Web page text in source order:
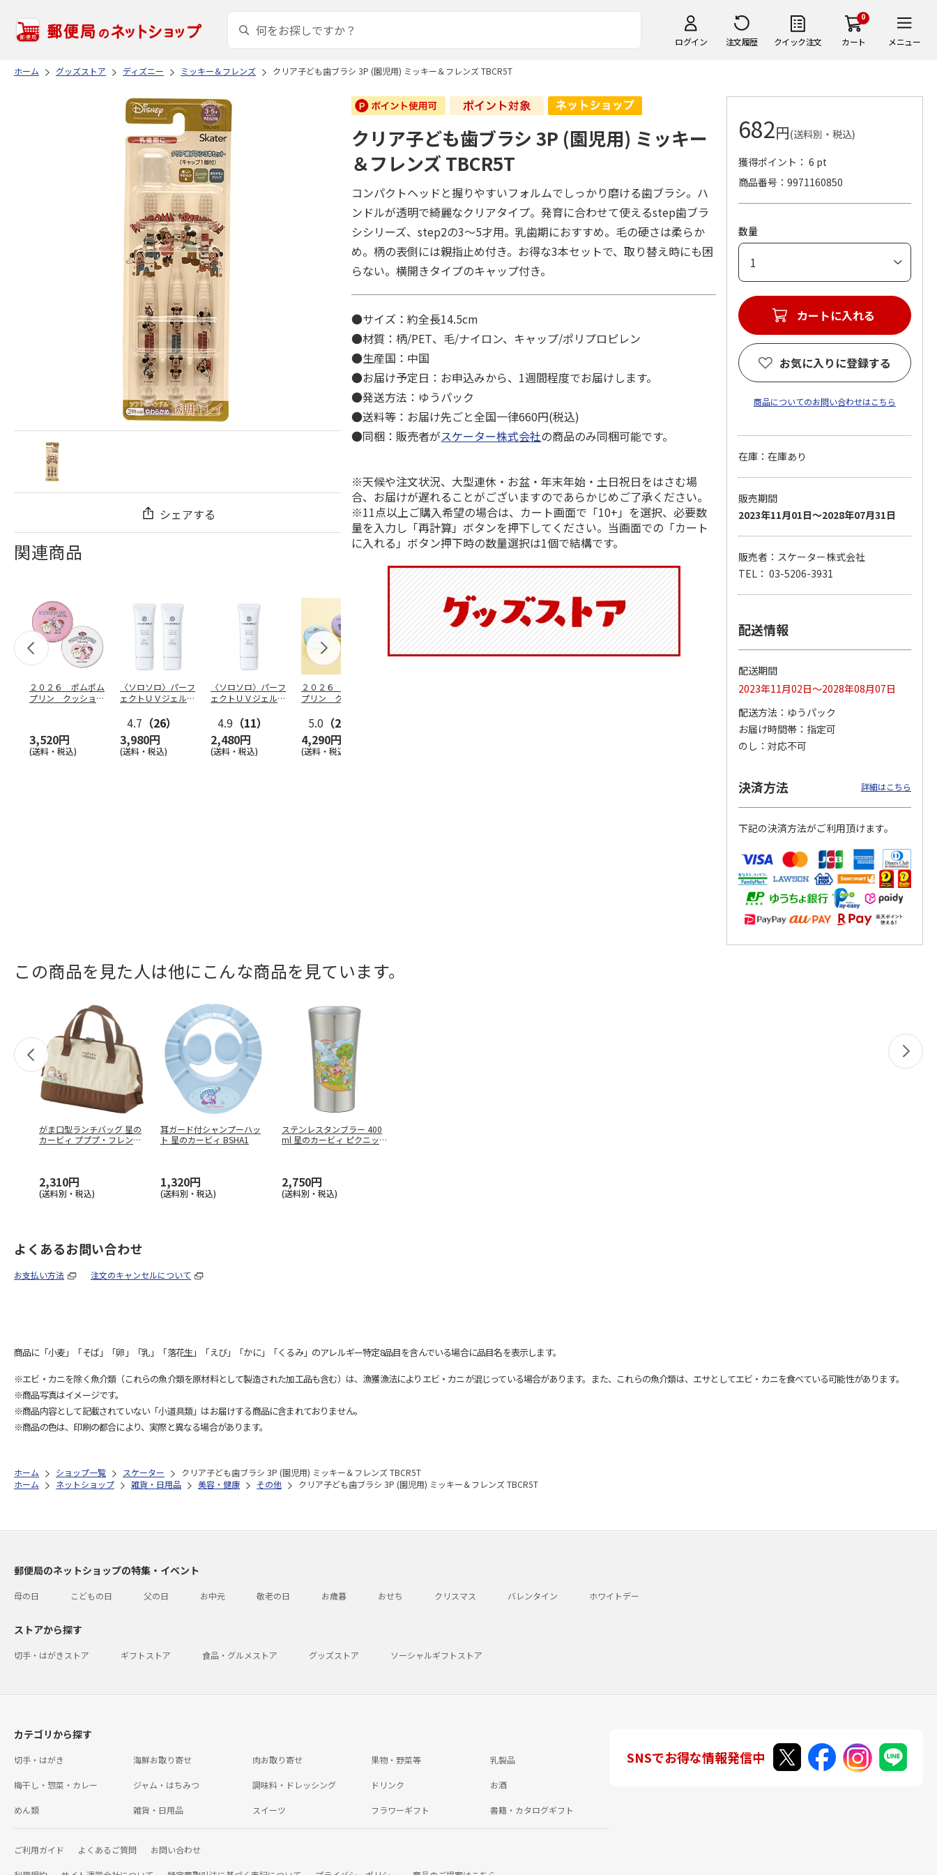
ログイン 注文履歴 クイック注文
0
カート メニュー
ホーム グッズストア ディズニー ミッキー＆フレンズ クリア子ども歯ブラシ 3P (園児用) ミッキー＆フレンズ TBCR5T
シェアする
関連商品
２０２６ ポムポム
プリン クッション
3,520円
(送料・税込)
〈ソロソロ〉パーフ
ェクトＵＶジェル
4.7 （26）
3,980円
(送料・税込)
〈ソロソロ〉パーフ
ェクトＵＶジェル
4.9 （11）
2,480円
(送料・税込)
２０２６ ポムポム
プリン クッション
個セ…
5.0 （2）
4,290円
(送料・税込)
〈ソロソロ〉パーフ
２本
4.8（12）
3,980円
(送料・税込)
〈ソロソロ〉アクア
クリア子ども歯ブラシ 3P (園児用) ミッキー
＆フレンズ TBCR5T
コンパクトヘッドと握りやすいフォルムでしっかり磨ける歯ブラシ。ハ
ンドルが透明で綺麗なクリアタイプ。発育に合わせて使えるstep歯ブラ
シシリーズ、step2の3～5才用。乳歯期におすすめ。毛の硬さは柔らか
め。柄の表側には親指止め付き。お得な3本セットで、取り替え時にも困
らない。横開きタイプのキャップ付き。
●サイズ：約全長14.5cm
●材質：柄/PET、毛/ナイロン、キャップ/ポリプロピレン
●生産国：中国
●お届け予定日：お申込みから、1週間程度でお届けします。
●発送方法：ゆうパック
●送料等：お届け先ごと全国一律660円(税込)
●同梱：販売者がスケーター株式会社の商品のみ同梱可能です。
※天候や注文状況、大型連休・お盆・年末年始・土日祝日をはさむ場
合、お届けが遅れることがございますのであらかじめご了承ください。
※11点以上ご購入希望の場合は、カート画面で「10+」を選択、必要数
量を入力し「再計算」ボタンを押下してください。当画面での「カート
に入れる」ボタン押下時の数量選択は1個で結構です。
682円(送料別・税込)
獲得ポイント： 6 pt
商品番号
9971160850
数量
カートに入れる
お気に入りに登録する
商品についてのお問い合わせはこちら
在庫：在庫あり
販売期間
2023年11月01日～2028年07月31日
販売者：スケーター株式会社
TEL： 03-5206-3931
配送情報
配送期間
2023年11月02日～2028年08月07日
配送方法
ゆうパック
お届け時間帯
指定可
のし
対応不可
決済方法 詳細はこちら
下記の決済方法がご利用頂けます。
この商品を見た人は他にこんな商品を見ています。
がま口型ランチバッグ 星の
カービィ プププ・フレンズ
2,310円
(送料別・税込)
耳ガード付シャンプーハッ
ト 星のカービィ BSHA1
1,320円
(送料別・税込)
ステンレスタンブラー 400
ml 星のカービィ ピクニック
2,750円
(送料別・税込)
よくあるお問い合わせ
お支払い方法 注文のキャンセルについて
商品に「小麦」「そば」「卵」「乳」「落花生」「えび」「かに」「くるみ」のアレルギー特定8品目を含んでいる場合に品目名を表示します。
※エビ・カニを除く魚介類（これらの魚介類を原材料として製造された加工品も含む）は、漁獲漁法によりエビ・カニが混じっている場合があります。また、これらの魚介類は、エサとしてエビ・カニを食べている可能性があります。
※商品写真はイメージです。
※商品内容として記載されていない「小道具類」はお届けする商品に含まれておりません。
※商品の色は、印刷の都合により、実際と異なる場合があります。
ホーム ショップ一覧 スケーター
クリア子ども歯ブラシ 3P (園児用) ミッキー＆フレンズ TBCR5T
ホーム
ネットショップ 雑貨・日用品 美容・健康 その他 クリア子ども歯ブラシ 3P (園児用) ミッキー＆フレンズ TBCR5T
郵便局のネットショップの特集・イベント
母の日 こどもの日 父の日 お中元 敬老の日 お歳暮 おせち クリスマス バレンタイン ホワイトデー
ストアから探す
切手・はがきストア ギフトストア 食品・グルメストア グッズストア ソーシャルギフトストア
カテゴリから探す
切手・はがき 海鮮お取り寄せ 肉お取り寄せ 果物・野菜等 乳製品
梅干し・惣菜・カレー ジャム・はちみつ 調味料・ドレッシング ドリンク お酒
めん類 雑貨・日用品 スイーツ フラワーギフト 書籍・カタログギフト
ご利用ガイド よくあるご質問 お問い合わせ
SNSでお得な情報発信中